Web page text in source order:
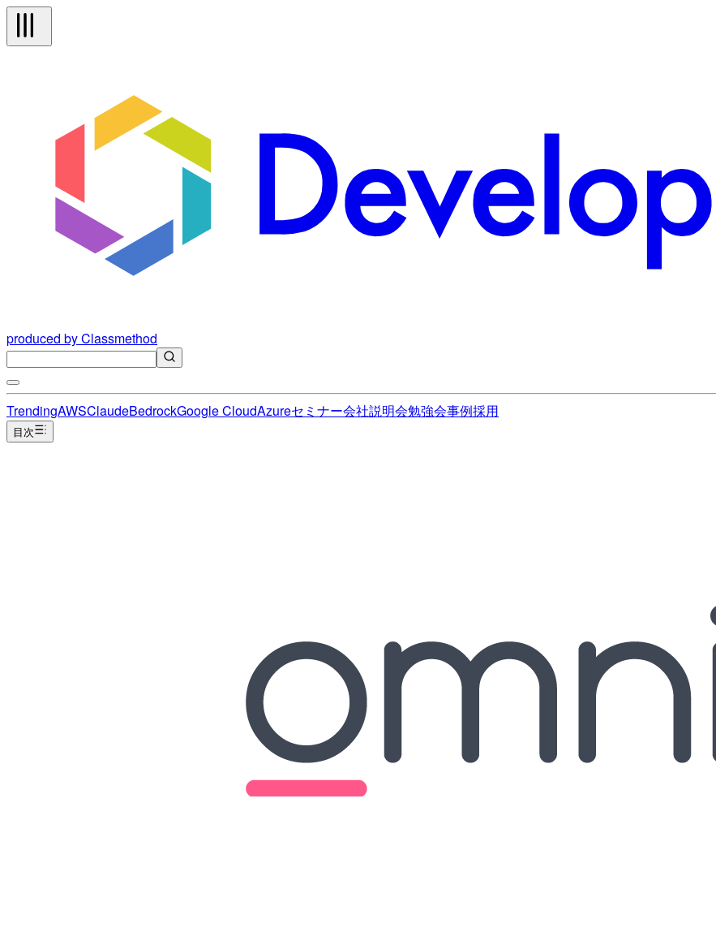
produced by Classmethod
TrendingAWSClaudeBedrockGoogle CloudAzureセミナー会社説明会勉強会事例採用
目次